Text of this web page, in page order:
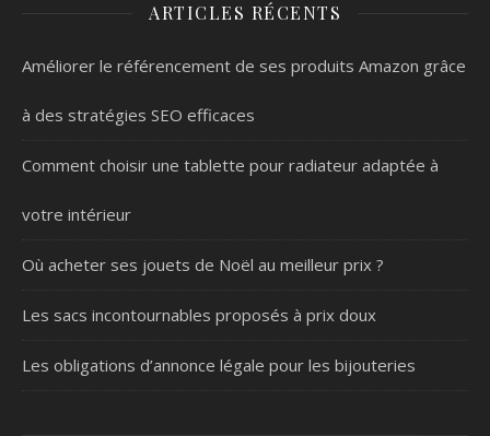
ARTICLES RÉCENTS
Améliorer le référencement de ses produits Amazon grâce
à des stratégies SEO efficaces
Comment choisir une tablette pour radiateur adaptée à
votre intérieur
Où acheter ses jouets de Noël au meilleur prix ?
Les sacs incontournables proposés à prix doux
Les obligations d’annonce légale pour les bijouteries